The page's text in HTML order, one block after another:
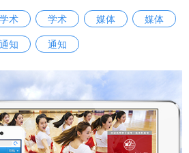
将以此次比赛为新起点，立足工作实
努力工作，以更好的精神状态和能力
感受到，这不仅仅是一场比赛，更是
干部所肩负的责任与使命，激励我未
提升服务师生、推动发展的能力与水
。 本次比赛通过“以赛促学、以赛促
，有效激发了年轻干部干事创业的
学术 学术 媒体
媒体
通知 通知